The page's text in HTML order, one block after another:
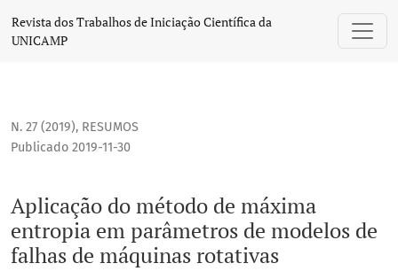
Aplicação do método de máxima entropia em
Revista dos Trabalhos de Iniciação Científica da
UNICAMP
N. 27 (2019), RESUMOS
Aplicação do método de máxima
entropia em parâmetros de modelos de
falhas de máquinas rotativas
Publicado 2019-11-30